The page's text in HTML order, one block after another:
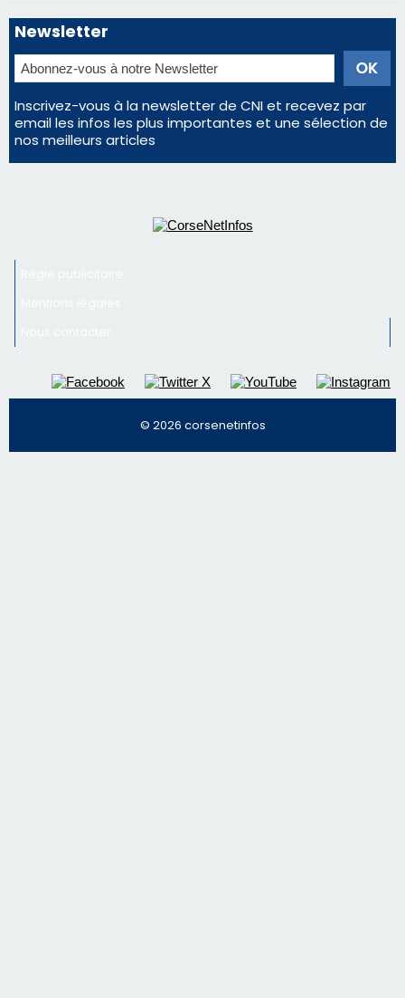
Éclipse du 12 août : la Corse aux premières loges
d'un spectacle qui ne reviendra pas avant 2081
Bastia – Le festival Porto Latino évacué en urgence
avant le concert de Mosimann
En Corse, un début de saison marqué par une
consommation en recul dans les restaurants
nos meilleurs articles